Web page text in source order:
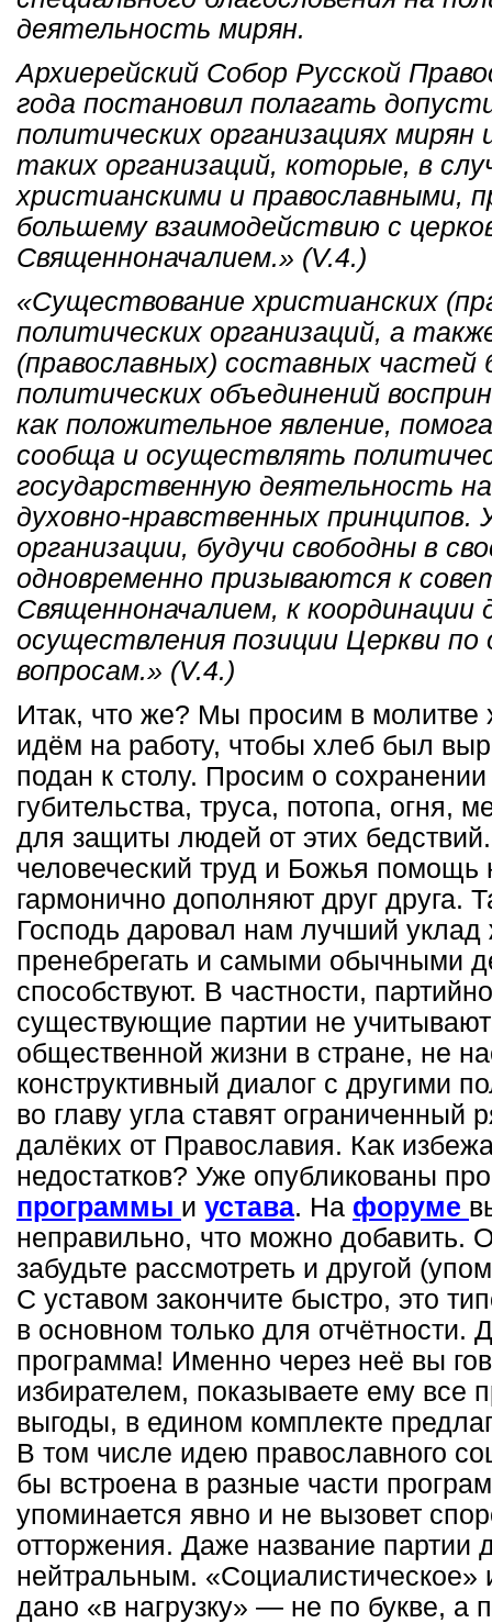
деятельность мирян.
Архиерейский Собор Русской
года постановил полагать
политических организациях мирян
таких организаций, которые, в
христианскими и православными,
большему взаимодействию с
Священноначалием.» (V.4.)
«Существование христианских
политических организаций, а
(православных) составных частей
политических объединений
как положительное явление,
сообща и осуществлять
государственную деятельность
духовно-нравственных
организации, будучи свободны в
одновременно призываются к
Священноначалием, к координации
осуществления позиции Церкви
вопросам.» (V.4.)
Итак, что же? Мы просим в
идём на работу, чтобы хлеб был
подан к столу. Просим о сохранении
губительства, труса, потопа, огня,
для защиты людей от этих
человеческий труд и Божья помощь
гармонично дополняют друг друга.
Господь даровал нам лучший
пренебрегать и самыми обычными
способствуют. В частности,
существующие партии не учитывают
общественной жизни в стране, не
конструктивный диалог с другими
во главу угла ставят ограниченный
далёких от Православия. Как
недостатков? Уже опубликованы
программы и устава. На форуме
неправильно, что можно добавить.
забудьте рассмотреть и другой
С уставом закончите быстро, это
в основном только для отчётности.
программа! Именно через неё вы
избирателем, показываете ему все
выгоды, в едином комплекте
В том числе идею православного
бы встроена в разные части
упоминается явно и не вызовет
отторжения. Даже название партии
нейтральным. «Социалистическое»
дано «в нагрузку» — не по букве, а